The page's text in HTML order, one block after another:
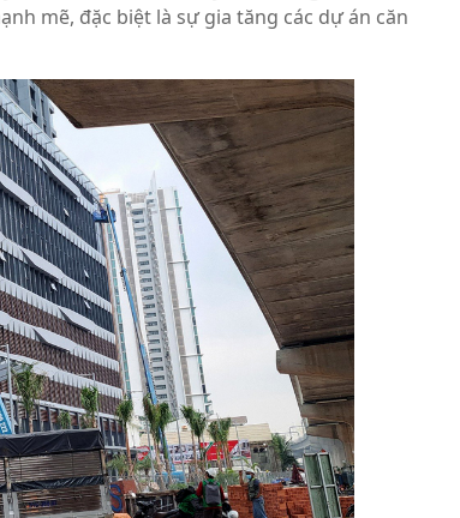
mẽ, đặc biệt là sự gia tăng các dự án căn